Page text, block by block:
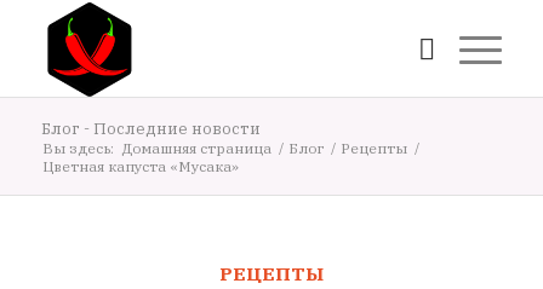
Блог - Последние новости
Вы здесь: Домашняя страница / Блог / Рецепты /
Цветная капуста «Мусака»
РЕЦЕПТЫ